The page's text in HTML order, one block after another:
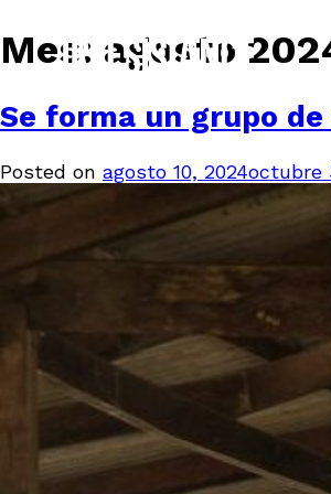
Mes: agosto
Se forma un grupo de
Posted on agosto 10, 2024octubre